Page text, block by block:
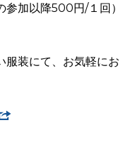
加以降500円/１回）
服装にて、お気軽にお